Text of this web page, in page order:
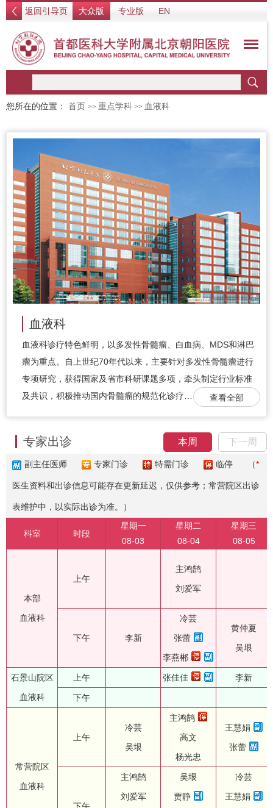
返回引导页 大众版 专业版 EN
您所在的位置： 首页 >> 重点学科 >> 血液科
血液科
血液科诊疗特色鲜明，以多发性骨髓瘤、白血病、MDS和淋巴
瘤为重点。自上世纪70年代以来，主要针对多发性骨髓瘤进行
专项研究，获得国家及省市科研课题多项，牵头制定行业标准
及共识，积极推动国内骨髓瘤的规范化诊疗…
查看全部
本周 下一周
专家出诊
副主任医师 专家门诊 特需门诊 临停 （*
医生资料和出诊信息可能存在更新延迟，仅供参考；常营院区出诊
表维护中，以实际出诊为准。）
科室 时段
星期一
08-03
星期二
08-04
星期三
08-05
本部
血液科
上午
主鸿鹄
刘爱军
下午 李新
冷芸
张蕾
李燕郴
黄仲夏
吴垠
石景山院区
血液科
上午 张佳佳 李新
下午
常营院区
血液科
上午
冷芸
吴垠
主鸿鹄
高文
杨光忠
王慧娟
张蕾
下午
主鸿鹄
刘爱军
吴垠
贾静
冷芸
王慧娟